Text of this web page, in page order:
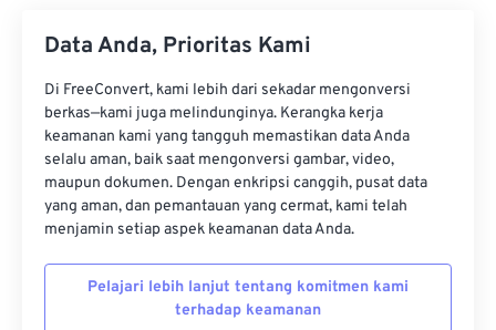
Data Anda, Prioritas Kami
Di FreeConvert, kami lebih dari sekadar mengonversi
berkas—kami juga melindunginya. Kerangka kerja
keamanan kami yang tangguh memastikan data Anda
selalu aman, baik saat mengonversi gambar, video,
maupun dokumen. Dengan enkripsi canggih, pusat data
yang aman, dan pemantauan yang cermat, kami telah
menjamin setiap aspek keamanan data Anda.
Pelajari lebih lanjut tentang komitmen kami
terhadap keamanan